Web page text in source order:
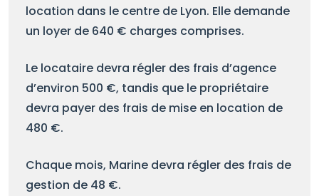
location dans le centre de Lyon. Elle demande
un loyer de 640 € charges comprises.
Le locataire devra régler des frais d’agence
d’environ 500 €, tandis que le propriétaire
devra payer des frais de mise en location de
480 €.
Chaque mois, Marine devra régler des frais de
gestion de 48 €.